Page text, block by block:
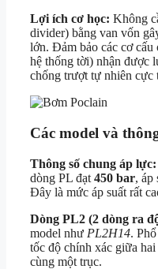
Lợi ích cơ học: Không
divider) bằng van vốn
lớn. Đảm bảo các cơ cấu
hệ thống tời) nhận được
chống trượt tự nhiên cực
Các model và
Thông số chung áp lực:
dòng PL đạt 450 bar, áp
Đây là mức áp suất rất
Dòng PL2 (2 dòng ra
model như PL2H14.
tốc độ chính xác giữa
cùng một trục.